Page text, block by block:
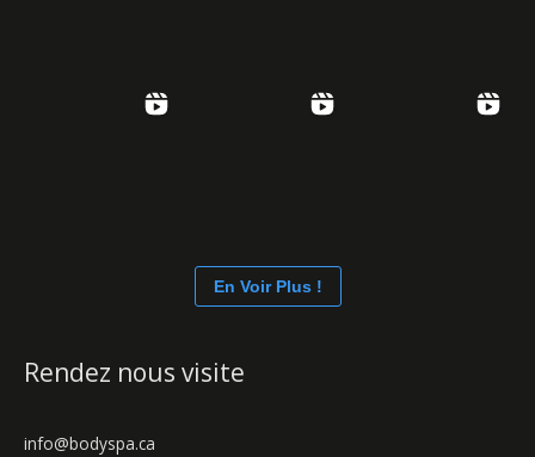
En Voir Plus !
Rendez nous visite
info@bodyspa.ca